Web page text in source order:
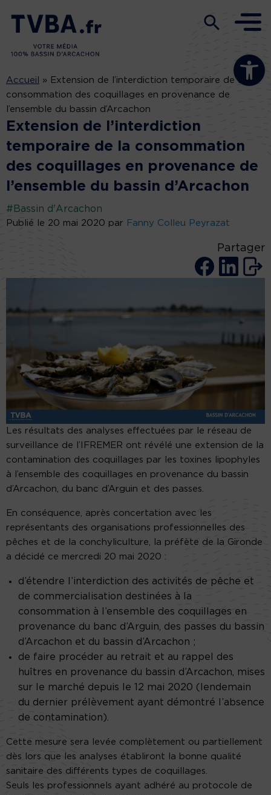
Ouvrir la
Accueil » Extension de l’interdiction temporaire de la
consommation des coquillages en provenance de
l’ensemble du bassin d’Arcachon
Extension de l’interdiction
temporaire de la consommation
des coquillages en provenance de
l’ensemble du bassin d’Arcachon
#Bassin d'Arcachon
Publié le 20 mai 2020 par Fanny Colleu Peyrazat
Partager
Les résultats des analyses effectuées par le réseau de
surveillance de l’IFREMER ont révélé une extension de la
contamination des coquillages par les toxines lipophyles
à l’ensemble des coquillages en provenance du bassin
d’Arcachon, du banc d’Arguin et des passes.
En conséquence, après concertation avec les
représentants des organisations professionnelles des
pêches et de la conchyliculture, la préfète de la Gironde
a décidé ce mercredi 20 mai 2020 :
d’étendre l’interdiction des activités de pêche et
de commercialisation destinées à la
consommation à l’ensemble des coquillages en
provenance du banc d’Arguin, des passes du bassin
d’Arcachon et du bassin d’Arcachon ;
de faire procéder au retrait et au rappel des
huîtres en provenance du bassin d’Arcachon, mises
sur le marché depuis le 12 mai 2020 (lendemain
du dernier prélèvement ayant démontré l’absence
de contamination).
Cette mesure sera levée complètement ou partiellement
dès lors que les analyses établiront la bonne qualité
sanitaire des différents types de coquillages.
Seuls les professionnels ayant adhéré au protocole de